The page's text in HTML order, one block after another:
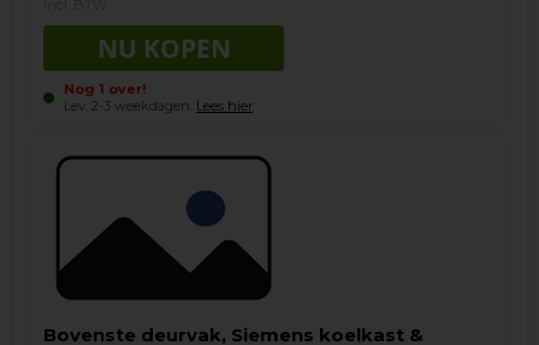
Nog 1 over!
Lev. 2-3 weekdagen. Lees hier
Bovenste deurvak, Siemens koelkast &